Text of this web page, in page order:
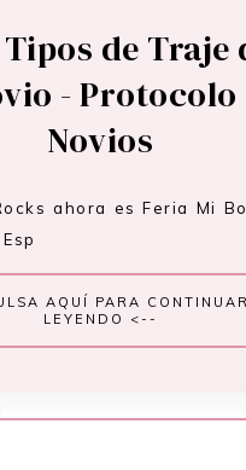
de Traje
- Protocolo
Novios
ahora es Feria Mi
AQUÍ PARA CONTINUAR
LEYENDO <--